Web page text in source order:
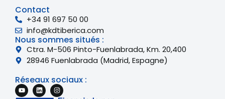
Contact
+34 91 697 50 00
info@kdtiberica.com
Nous sommes situés :
Ctra. M-506 Pinto-Fuenlabrada, Km. 20,400
28946 Fuenlabrada (Madrid, Espagne)
Réseaux sociaux :